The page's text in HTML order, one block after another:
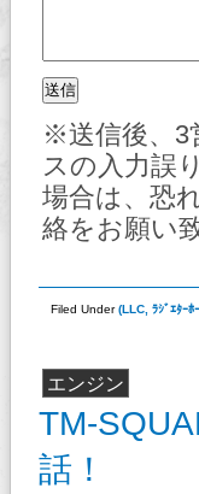
※送信後、3
スの入力誤
場合は、恐
絡をお願い
Filed Under(LLC ﾗｼﾞｴﾀｰﾎ
エンジン
TM-
話！